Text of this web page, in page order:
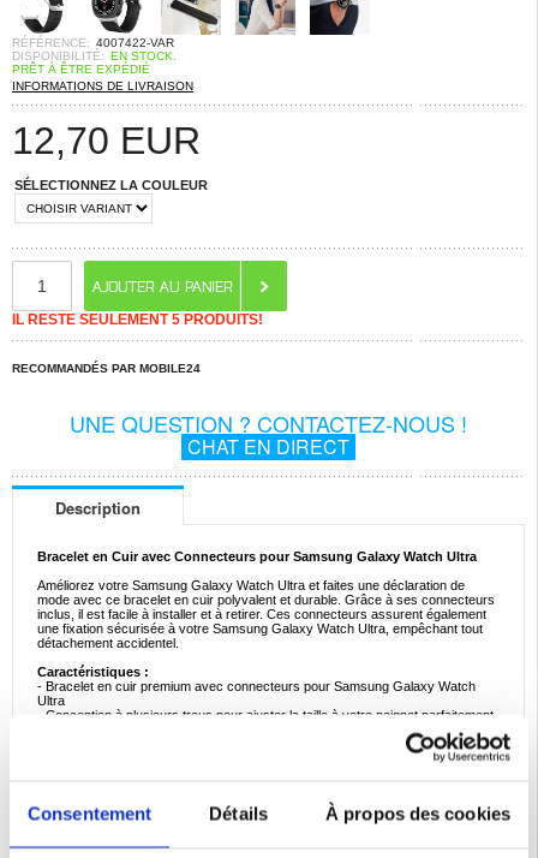
Consentement Détails À propos des cookies
RÉFÉRENCE: 4007422-VAR
DISPONIBILITÉ: EN STOCK.
PRÊT À ÊTRE EXPÉDIÉ
INFORMATIONS DE LIVRAISON
12,70 EUR
SÉLECTIONNEZ LA COULEUR
IL RESTE SEULEMENT 5 PRODUITS!
RECOMMANDÉS PAR MOBILE24
UNE QUESTION ? CONTACTEZ-NOUS !
CHAT EN DIRECT
Description
Bracelet en Cuir avec Connecteurs pour Samsung Galaxy Watch Ultra
Améliorez votre Samsung Galaxy Watch Ultra et faites une déclaration de
mode avec ce bracelet en cuir polyvalent et durable. Grâce à ses connecteurs
inclus, il est facile à installer et à retirer. Ces connecteurs assurent également
une fixation sécurisée à votre Samsung Galaxy Watch Ultra, empêchant tout
détachement accidentel.
Caractéristiques :
- Bracelet en cuir premium avec connecteurs pour Samsung Galaxy Watch
Ultra
- Conception à plusieurs trous pour ajuster la taille à votre poignet parfaitement
- Le bracelet est fabriqué à partir de cuir véritable de haute qualité
- Grâce à ses connecteurs inclus, il est facile à installer et à retirer